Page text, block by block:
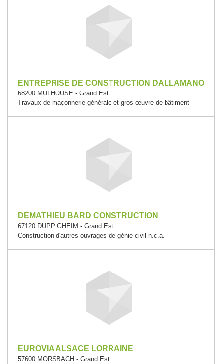
ENTREPRISE DE CONSTRUCTION DALLAMANO
68200 MULHOUSE - Grand Est
Travaux de maçonnerie générale et gros œuvre de bâtiment
DEMATHIEU BARD CONSTRUCTION
67120 DUPPIGHEIM - Grand Est
Construction d'autres ouvrages de génie civil n.c.a.
EUROVIA ALSACE LORRAINE
57600 MORSBACH - Grand Est